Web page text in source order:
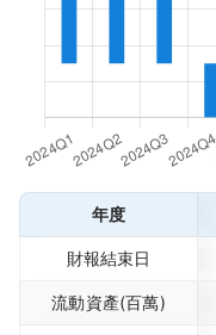
年度
財報結束日
流動資產(百萬)